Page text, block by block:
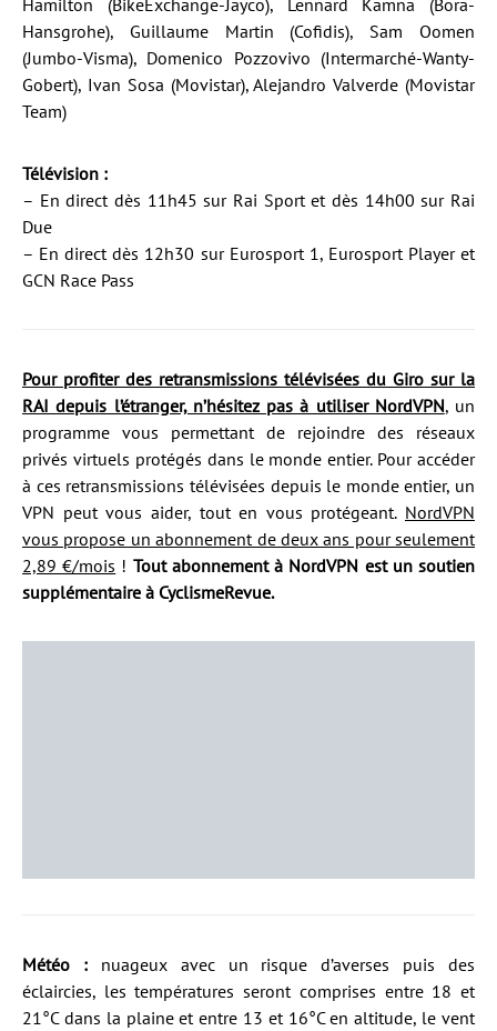
Hamilton (BikeExchange-Jayco), Lennard Kämna (Bora-
Hansgrohe), Guillaume Martin (Cofidis), Sam Oomen
(Jumbo-Visma), Domenico Pozzovivo (Intermarché-Wanty-
Gobert), Ivan Sosa (Movistar), Alejandro Valverde (Movistar
Team)
Télévision :
– En direct dès 11h45 sur Rai Sport et dès 14h00 sur Rai
Due
– En direct dès 12h30 sur Eurosport 1, Eurosport Player et
GCN Race Pass
Pour profiter des retransmissions télévisées du Giro sur la
RAI depuis l’étranger, n’hésitez pas à utiliser NordVPN, un
programme vous permettant de rejoindre des réseaux
privés virtuels protégés dans le monde entier. Pour accéder
à ces retransmissions télévisées depuis le monde entier, un
VPN peut vous aider, tout en vous protégeant. NordVPN
vous propose un abonnement de deux ans pour seulement
2,89 €/mois ! Tout abonnement à NordVPN est un soutien
supplémentaire à CyclismeRevue.
Météo : nuageux avec un risque d’averses puis des
éclaircies, les températures seront comprises entre 18 et
21°C dans la plaine et entre 13 et 16°C en altitude, le vent